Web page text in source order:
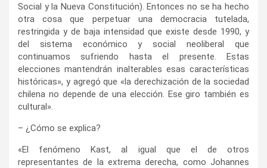
Social y la Nueva Constitución). Entonces no se ha hecho
otra cosa que perpetuar una democracia tutelada,
restringida y de baja intensidad que existe desde 1990, y
del sistema económico y social neoliberal que
continuamos sufriendo hasta el presente. Estas
elecciones mantendrán inalterables esas características
históricas», y agregó que «la derechización de la sociedad
chilena no depende de una elección. Ese giro también es
cultural».
– ¿Cómo se explica?
«El fenómeno Kast, al igual que el de otros
representantes de la extrema derecha, como Johannes